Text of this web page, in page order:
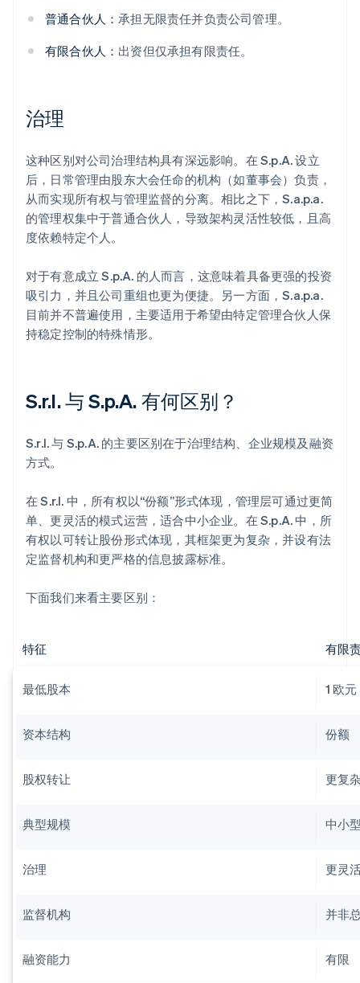
普通合伙人：承担无限责任并负责公司管理。
有限合伙人： 出资但仅承担有限责任。
治理
这种区别对公司治理结构具有深远影响。在 S.p.A. 设立
后，日常管理由股东大会任命的机构（如董事会）负责，
从而实现所有权与管理监督的分离。相比之下，S.a.p.a.
的管理权集中于普通合伙人，导致架构灵活性较低，且高
度依赖特定个人。
对于有意成立 S.p.A. 的人而言，这意味着具备更强的投资
吸引力，并且公司重组也更为便捷。另一方面，S.a.p.a.
目前并不普遍使用，主要适用于希望由特定管理合伙人保
持稳定控制的特殊情形。
S.r.l. 与 S.p.A. 有何区别？
S.r.l. 与 S.p.A. 的主要区别在于治理结构、企业规模及融资
方式。
在 S.r.l. 中，所有权以“份额”形式体现，管理层可通过更简
单、更灵活的模式运营，适合中小企业。在 S.p.A. 中，所
有权以可转让股份形式体现，其框架更为复杂，并设有法
定监督机构和更严格的信息披露标准。
下面我们来看主要区别：
特征 有限
最低股本 1 欧
资本结构 份额
股权转让 更复
典型规模 中小
治理 更灵
监督机构 并非
融资能力 有限